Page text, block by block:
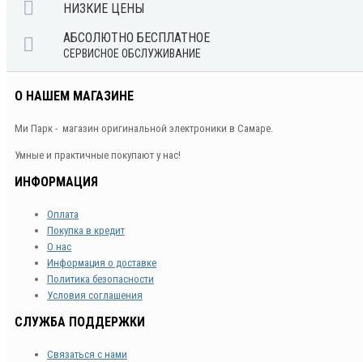
НИЗКИЕ ЦЕНЫ
АБСОЛЮТНО БЕСПЛАТНОЕ
СЕРВИСНОЕ ОБСЛУЖИВАНИЕ
О НАШЕМ МАГАЗИНЕ
Ми Парк - магазин оригинальной электроники в Самаре.
Умные и практичные покупают у нас!
ИНФОРМАЦИЯ
Оплата
Покупка в кредит
О нас
Информация о доставке
Политика безопасности
Условия соглашения
СЛУЖБА ПОДДЕРЖКИ
Связаться с нами